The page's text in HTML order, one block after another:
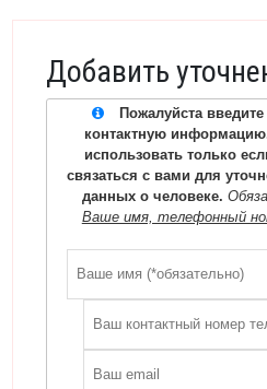
Добавить
Пожалуйста
контактную
использовать только
связаться с вами для
данных о человеке.
Ваше имя, телефонный